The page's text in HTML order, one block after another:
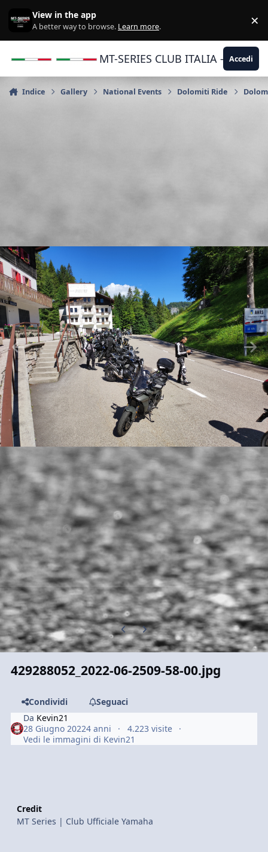
View in the app
A better way to browse. Learn more. ×
MT-SERIES CLUB ITALIA -Accedi
Indice Gallery National Events Dolomiti Ride
Previous carousel slide
Next carousel slide
429288052_2022-06-2509-58-00.jpg
Condividi
Seguaci
Da Kevin21
28 Giugno 20224 anni
4.223 visite
Vedi le immagini di Kevin21
Credit
MT Series | Club Ufficiale Yamaha